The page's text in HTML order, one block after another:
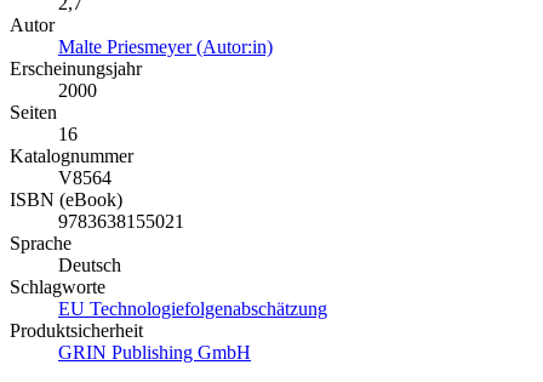
Autor
Malte Priesmeyer (Autor:in)
Erscheinungsjahr
2000
Seiten
16
Katalognummer
V8564
ISBN (eBook)
9783638155021
Sprache
Deutsch
Schlagworte
EU Technologiefolgenabschätzung
Produktsicherheit
GRIN Publishing GmbH